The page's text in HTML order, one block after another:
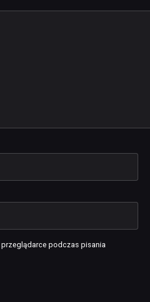
podczas pisania